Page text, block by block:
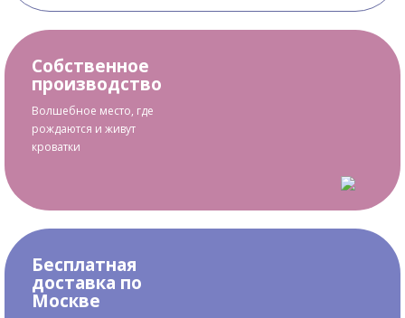
Собственное
производство
Волшебное место, где
рождаются и живут
кроватки
Бесплатная
доставка по
Москве